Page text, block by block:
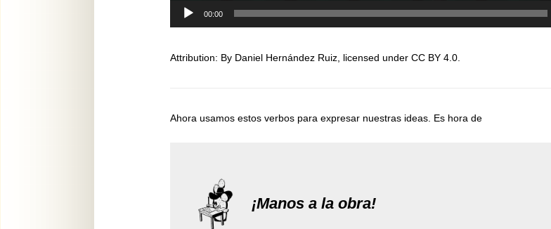
00:00
Attribution: By Daniel Hernández Ruiz, licensed under CC BY 4.0.
Ahora usamos estos verbos para expresar nuestras ideas. Es hora de
¡Manos a la obra!